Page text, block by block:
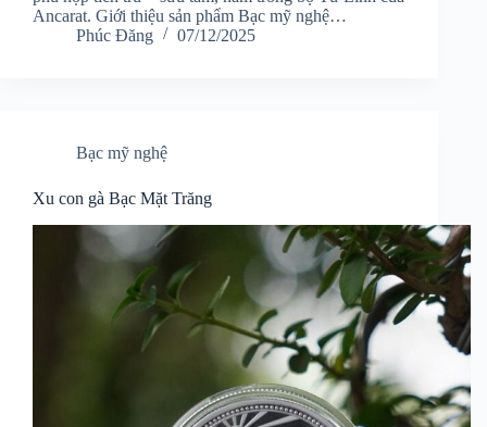
Ancarat. Giới thiệu sản phẩm Bạc mỹ nghệ…
Phúc Đăng
07/12/2025
Bạc mỹ nghệ
Xu con gà Bạc Mặt Trăng